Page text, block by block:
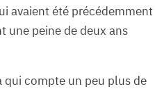
avaient été précédemment
une peine de deux ans
qui compte un peu plus de